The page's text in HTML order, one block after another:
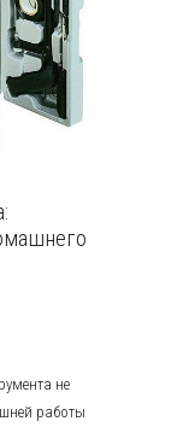
не
работы